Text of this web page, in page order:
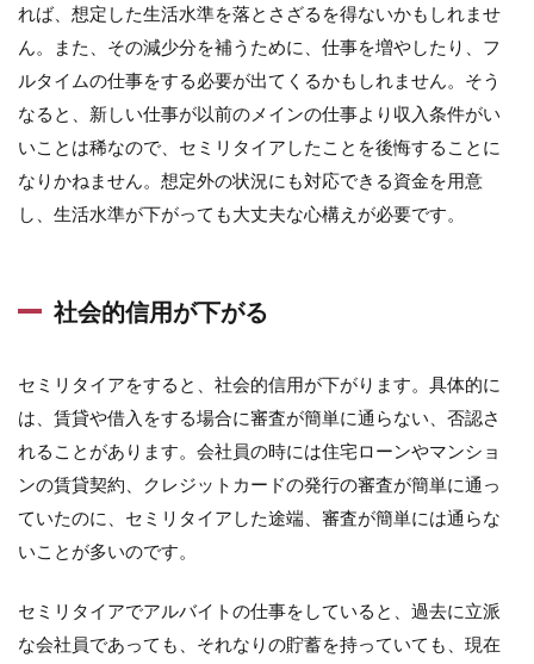
れば、想定した生活水準を落とさざるを得ないかもしれませ
ん。また、その減少分を補うために、仕事を増やしたり、フ
ルタイムの仕事をする必要が出てくるかもしれません。そう
なると、新しい仕事が以前のメインの仕事より収入条件がい
いことは稀なので、セミリタイアしたことを後悔することに
なりかねません。想定外の状況にも対応できる資金を用意
し、生活水準が下がっても大丈夫な心構えが必要です。
社会的信用が下がる
セミリタイアをすると、社会的信用が下がります。具体的に
は、賃貸や借入をする場合に審査が簡単に通らない、否認さ
れることがあります。会社員の時には住宅ローンやマンショ
ンの賃貸契約、クレジットカードの発行の審査が簡単に通っ
ていたのに、セミリタイアした途端、審査が簡単には通らな
いことが多いのです。
セミリタイアでアルバイトの仕事をしていると、過去に立派
な会社員であっても、それなりの貯蓄を持っていても、現在